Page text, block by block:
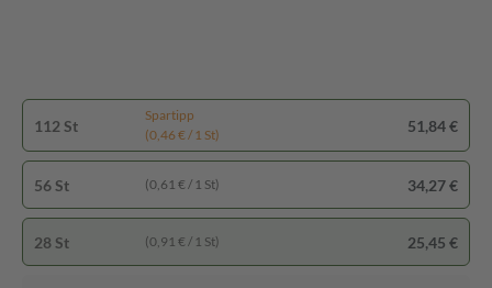
112 St
Spartipp
(0,46 € / 1 St)
51,84 €
56 St (0,61 € / 1 St) 34,27 €
28 St (0,91 € / 1 St) 25,45 €